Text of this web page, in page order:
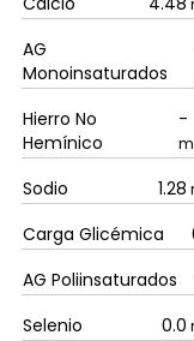
AG
Monoinsaturados
Hierro No
Hemínico
-
Sodio 1.28
Carga Glicémica
AG Poliinsaturados
Selenio 0.0